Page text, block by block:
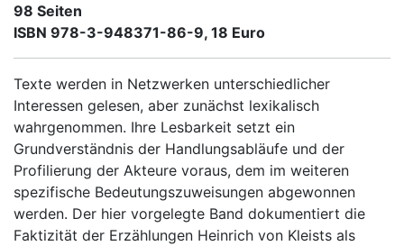
98 Seiten
ISBN 978-3-948371-86-9, 18 Euro
Texte werden in Netzwerken unterschiedlicher
Interessen gelesen, aber zunächst lexikalisch
wahrgenommen. Ihre Lesbarkeit setzt ein
Grundverständnis der Handlungsabläufe und der
Profilierung der Akteure voraus, dem im weiteren
spezifische Bedeutungszuweisungen abgewonnen
werden. Der hier vorgelegte Band dokumentiert die
Faktizität der Erzählungen Heinrich von Kleists als